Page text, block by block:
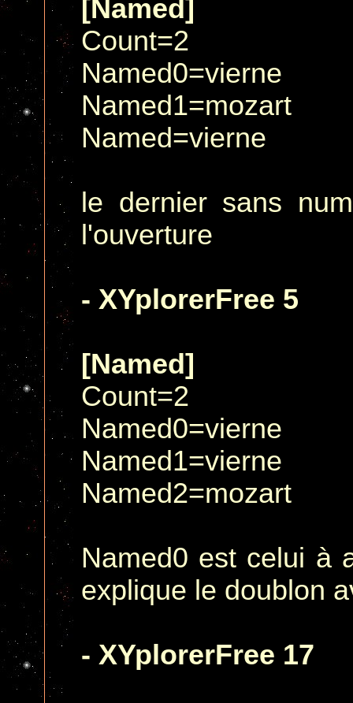
[Named]
Count=2
Named0=vierne
Named1=mozart
Named=vierne
le dernier sans
l'ouverture
- XYplorerFree 5
[Named]
Count=2
Named0=vierne
Named1=vierne
Named2=mozart
Named0 est celui à
explique le doublon
- XYplorerFree 17